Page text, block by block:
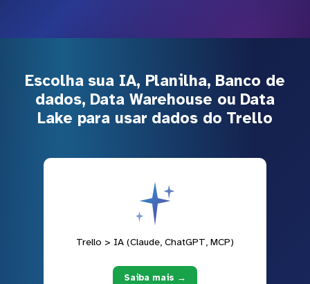
Escolha sua IA, Planilha, Banco de
dados, Data Warehouse ou Data
Lake para usar dados do Trello
Trello > IA (Claude, ChatGPT, MCP)
Saiba mais →